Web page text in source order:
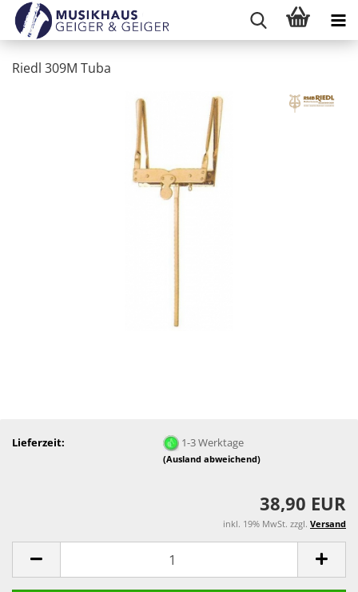
Riedl 309M Tuba
Lieferzeit: 1-3 Werktage
(Ausland abweichend)
38,90 EUR
inkl. 19% MwSt. zzgl. Versand